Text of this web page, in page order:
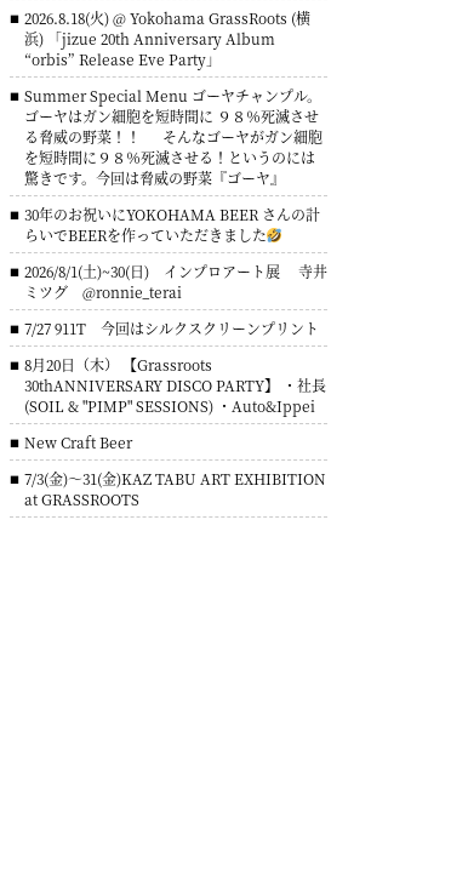
2026.8.18(火) @ Yokohama GrassRoots (横
浜) 「jizue 20th Anniversary Album
“orbis” Release Eve Party」
Summer Special Menu ゴーヤチャンプル。
ゴーヤはガン細胞を短時間に ９８％死滅させ
る脅威の野菜！！ そんなゴーヤがガン細胞
を短時間に９８％死滅させる！というのには
驚きです。今回は脅威の野菜『ゴーヤ』
30年のお祝いにYOKOHAMA BEER さんの計
らいでBEERを作っていただきました
2026/8/1(土)~30(日) インプロアート展 寺井
ミツグ @ronnie_terai
7/27 911T 今回はシルクスクリーンプリント
8月20日（木） 【Grassroots
30thANNIVERSARY DISCO PARTY】 ・社長
(SOIL & "PIMP" SESSIONS) ・Auto&Ippei
New Craft Beer
7/3(金)～31(金)KAZ TABU ART EXHIBITION
at GRASSROOTS